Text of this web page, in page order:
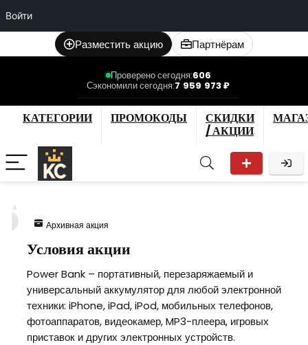
Войти
Разместить акцию Партнёрам
Проверено сегодня:606
Сэкономили сегодня:7 959 973 ₽
КАТЕГОРИИ ПРОМОКОДЫ
СКИДКИ
/ АКЦИИ
Архивная акция
Условия акции
Power Bank – портативный, перезаряжаемый и
универсальный аккумулятор для любой электронной
техники: iPhone, iPad, iPod, мобильных телефонов,
фотоаппаратов, видеокамер, MP3-плеера, игровых
приставок и других электронных устройств.